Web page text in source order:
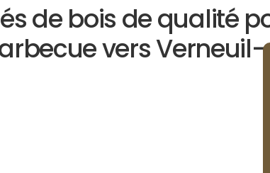
de bois de qualité
vers